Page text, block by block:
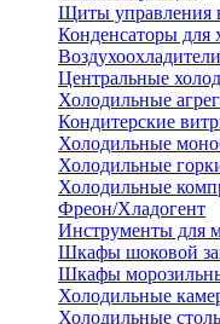
Щиты управления
Конденсаторы для
Центральные
Холодильные
Кондитерские
Холодильные
Холодильные
Холодильные
Фреон/Хладогент
Инструменты для
Шкафы шоковой
Шкафы
Холодильные
Холодильные